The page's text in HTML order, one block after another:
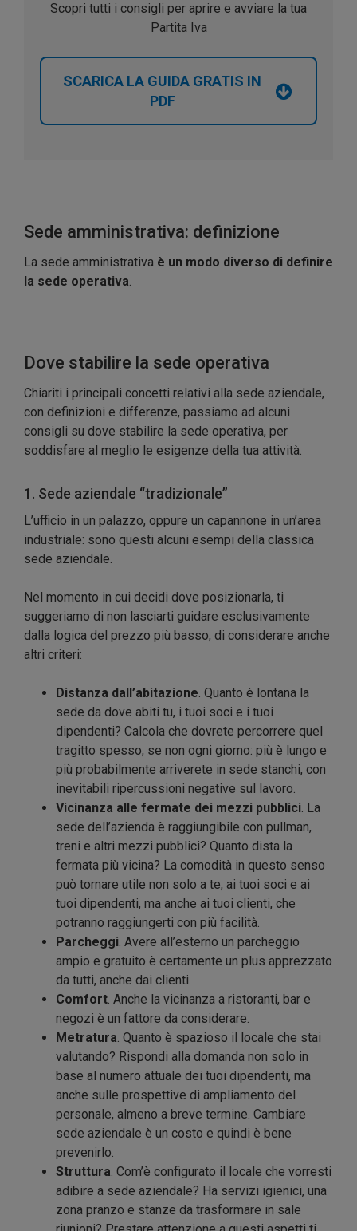
Scopri tutti i consigli per aprire e avviare la tua
Partita Iva
SCARICA LA GUIDA GRATIS IN
PDF
Sede amministrativa: definizione
La sede amministrativa è un modo diverso di definire
la sede operativa.
Dove stabilire la sede operativa
Chiariti i principali concetti relativi alla sede aziendale,
con definizioni e differenze, passiamo ad alcuni
consigli su dove stabilire la sede operativa, per
soddisfare al meglio le esigenze della tua attività.
1. Sede aziendale “tradizionale”
L’ufficio in un palazzo, oppure un capannone in un’area
industriale: sono questi alcuni esempi della classica
sede aziendale.
Nel momento in cui decidi dove posizionarla, ti
suggeriamo di non lasciarti guidare esclusivamente
dalla logica del prezzo più basso, di considerare anche
altri criteri:
Distanza dall’abitazione. Quanto è lontana la
sede da dove abiti tu, i tuoi soci e i tuoi
dipendenti? Calcola che dovrete percorrere quel
tragitto spesso, se non ogni giorno: più è lungo e
più probabilmente arriverete in sede stanchi, con
inevitabili ripercussioni negative sul lavoro.
Vicinanza alle fermate dei mezzi pubblici. La
sede dell’azienda è raggiungibile con pullman,
treni e altri mezzi pubblici? Quanto dista la
fermata più vicina? La comodità in questo senso
può tornare utile non solo a te, ai tuoi soci e ai
tuoi dipendenti, ma anche ai tuoi clienti, che
potranno raggiungerti con più facilità.
Parcheggi. Avere all’esterno un parcheggio
ampio e gratuito è certamente un plus apprezzato
da tutti, anche dai clienti.
Comfort. Anche la vicinanza a ristoranti, bar e
negozi è un fattore da considerare.
Metratura. Quanto è spazioso il locale che stai
valutando? Rispondi alla domanda non solo in
base al numero attuale dei tuoi dipendenti, ma
anche sulle prospettive di ampliamento del
personale, almeno a breve termine. Cambiare
sede aziendale è un costo e quindi è bene
prevenirlo.
Struttura. Com’è configurato il locale che vorresti
adibire a sede aziendale? Ha servizi igienici, una
zona pranzo e stanze da trasformare in sale